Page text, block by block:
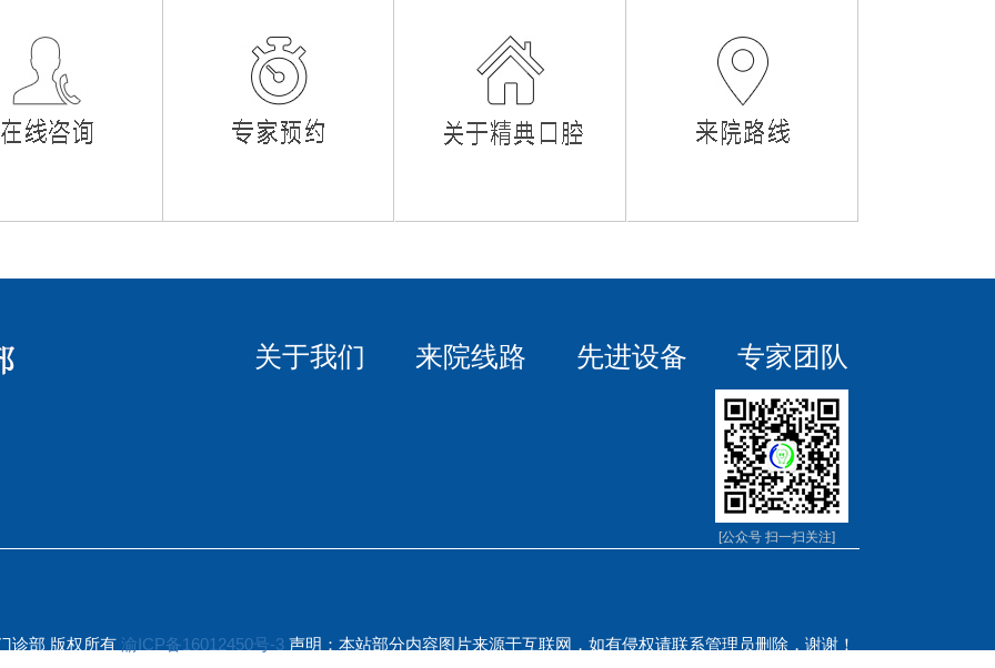
专家团队
先进设备
来院线路
关于我们
[公众号 扫一扫关注]
诊部 版权所有 渝ICP备16012450号-3 声明：本站部分内容图片来源于互联网，如有侵权请联系管理员删除，谢谢！